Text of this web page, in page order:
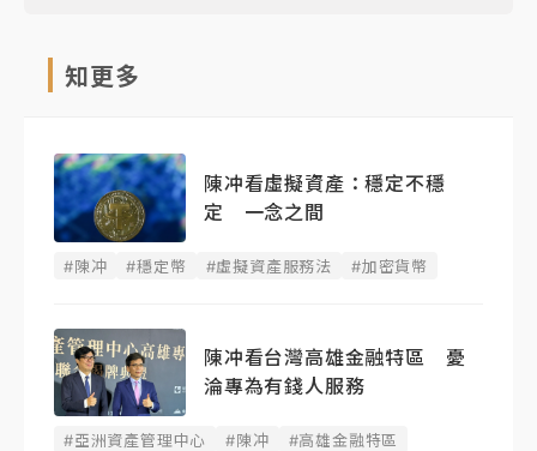
知更多
陳冲看虛擬資產：穩定不穩
定 一念之間
#陳冲 #穩定幣 #虛擬資產服務法 #加密貨幣
陳冲看台灣高雄金融特區 憂
淪專為有錢人服務
#亞洲資產管理中心 #陳冲 #高雄金融特區